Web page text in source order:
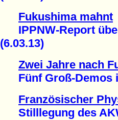
Fukushima mahnt
IPPNW-Report
(6.03.13)
Zwei Jahre nach
Fünf Groß-Demos
Französischer
Stilllegung des